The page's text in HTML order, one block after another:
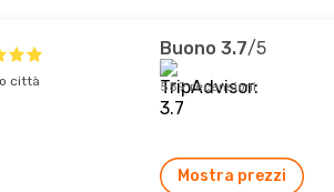
città
Buono 3.7/5
559 recensioni
Mostra prezzi